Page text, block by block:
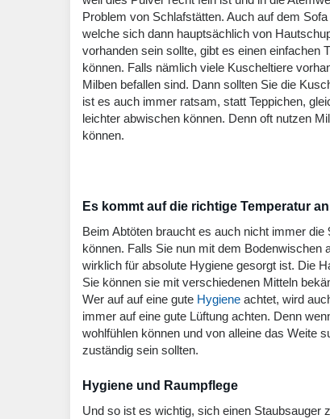
Problem von Schlafstätten. Auch auf dem
welche sich dann hauptsächlich von
vorhanden sein sollte, gibt es einen einfachen
können. Falls nämlich viele Kuscheltiere
Milben befallen sind. Dann sollten Sie die
ist es auch immer ratsam, statt Teppichen,
leichter abwischen können. Denn oft nutzen
können.
Es kommt auf die richtige Temperatur an
Beim Abtöten braucht es auch nicht immer
können. Falls Sie nun mit dem
wirklich für absolute Hygiene gesorgt ist. Die
Sie können sie mit verschiedenen Mitteln
Wer auf auf eine gute Hygiene achtet, wird
immer auf eine gute Lüftung achten. Denn
wohlfühlen können und von alleine das Weite
zuständig sein sollten.
Hygiene und Raumpflege
Und so ist es wichtig, sich einen Staubsauger